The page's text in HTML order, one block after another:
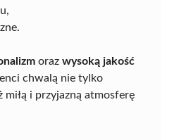
oraz wysoką jakość
chwalą nie tylko
miłą i przyjazną atmosferę